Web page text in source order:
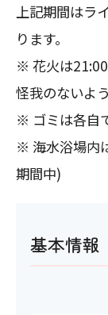
上記期間はラ
ります。
※ 花火は21:00
怪我のないよ
※ ゴミは各自
※ 海水浴場内
期間中)
基本情報